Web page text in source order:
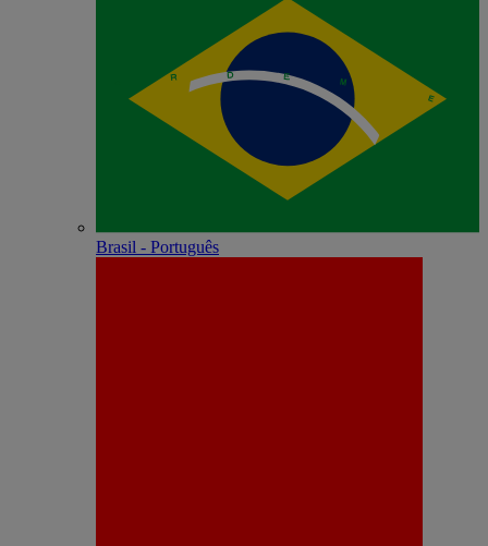
Brasil - Português